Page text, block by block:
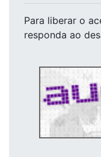
Para liberar o
responda ao